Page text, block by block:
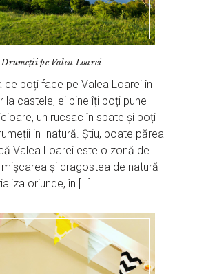
Drumeții pe Valea Loarei
ce poți face pe Valea Loarei în
la castele, ei bine îți poți pune
un rucsac în spate și poți
in natură. Știu, poate părea
Valea Loarei este o zonă de
și dragostea de natură
oriunde, în […]